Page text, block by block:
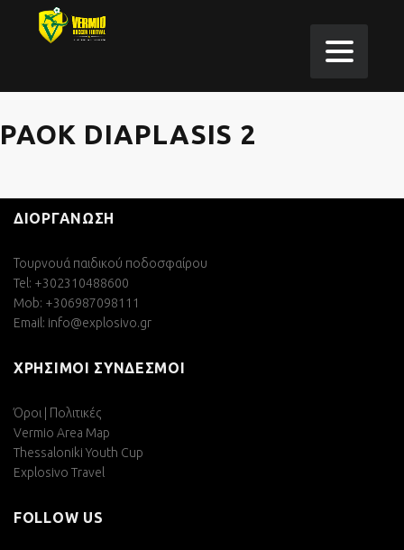
PAOK DIAPLASIS 2
ΔΙΟΡΓΑΝΩΣΗ
Τουρνουά παιδικού ποδοσφαίρου
Tel: +302310488600
Mob: +306987098111
Email: info@explosivo.gr
ΧΡΗΣΙΜΟΙ ΣΥΝΔΕΣΜΟΙ
Όροι | Πολιτικές
Vermio Area Map
Thessaloniki Youth Cup
Explosivo Travel
FOLLOW US